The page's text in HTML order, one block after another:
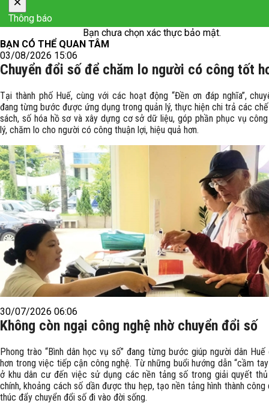
Thông báo
Bạn chưa chọn xác thực bảo mật.
BẠN CÓ THỂ QUAN TÂM
03/08/2026 15:06
Chuyển đổi số để chăm lo người có công tốt
Tại thành phố Huế, cùng với các hoạt động “Đền ơn đáp nghĩa”,
đang từng bước được ứng dụng trong quản lý, thực hiện chi trả các
sách, số hóa hồ sơ và xây dựng cơ sở dữ liệu, góp phần phục vụ
lý, chăm lo cho người có công thuận lợi, hiệu quả hơn.
30/07/2026 06:06
Không còn ngại công nghệ nhờ chuyển đổi số
Phong trào “Bình dân học vụ số” đang từng bước giúp người dân Huế
hơn trong việc tiếp cận công nghệ. Từ những buổi hướng dẫn “cầm
ở khu dân cư đến việc sử dụng các nền tảng số trong giải quyết
chính, khoảng cách số dần được thu hẹp, tạo nền tảng hình thành công
thúc đẩy chuyển đổi số đi vào đời sống.